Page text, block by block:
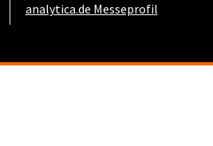
analytica.de Messeprofil